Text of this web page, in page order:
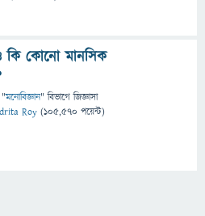
কি কোনো মানসিক
"মনোবিজ্ঞান" বিভাগে জিজ্ঞাসা
Roy (105,570 পয়েন্ট)